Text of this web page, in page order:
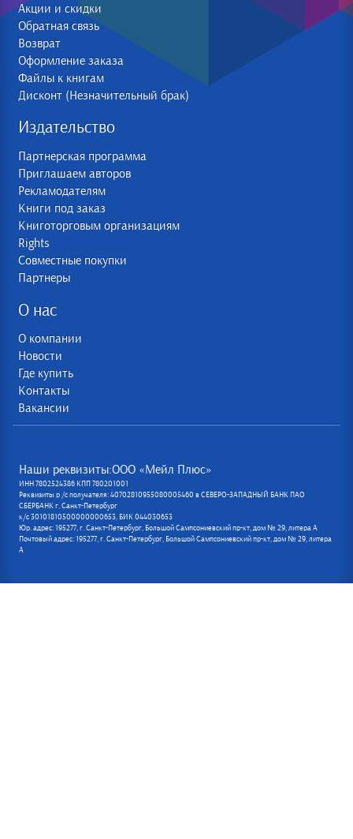
Акции и скидки
Обратная связь
Возврат
Оформление заказа
Файлы к книгам
Дисконт (Незначительный брак)
Издательство
Партнерская программа
Приглашаем авторов
Рекламодателям
Книги под заказ
Книготорговым организациям
Rights
Совместные покупки
Партнеры
О нас
О компании
Новости
Где купить
Контакты
Вакансии
Наши реквизиты:ООО «Мейл Плюс»
ИНН 7802524386 КПП 780201001
Реквизиты р /с получателя: 40702810955080005460 в СЕВЕРО-ЗАПАДНЫЙ БАНК ПАО
СБЕРБАНК г. Санкт-Петербург
к/с 30101810500000000653, БИК 044030653
Юр. адрес: 195277, г. Санкт-Петербург, Большой Сампсониевский пр-кт, дом № 29, литера А
Почтовый адрес: 195277, г. Санкт-Петербург, Большой Сампсониевский пр-кт, дом № 29, литера
А